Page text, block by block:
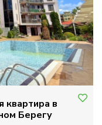
квартира в
Берегу